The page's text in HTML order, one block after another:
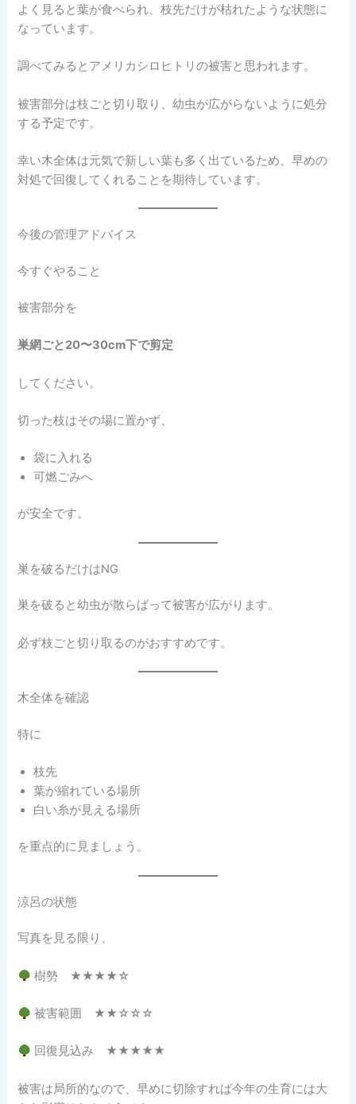
よく見ると葉が食べられ、枝先だけが枯れたような状態に
なっています。
調べてみるとアメリカシロヒトリの被害と思われます。
被害部分は枝ごと切り取り、幼虫が広がらないように処分
する予定です。
幸い木全体は元気で新しい葉も多く出ているため、早めの
対処で回復してくれることを期待しています。
今後の管理アドバイス
今すぐやること
被害部分を
巣網ごと20〜30cm下で剪定
してください。
切った枝はその場に置かず、
袋に入れる
可燃ごみへ
が安全です。
巣を破るだけはNG
巣を破ると幼虫が散らばって被害が広がります。
必ず枝ごと切り取るのがおすすめです。
木全体を確認
特に
枝先
葉が縮れている場所
白い糸が見える場所
を重点的に見ましょう。
涼呂の状態
写真を見る限り、
樹勢 ★★★★☆
被害範囲 ★★☆☆☆
回復見込み ★★★★★
被害は局所的なので、早めに切除すれば今年の生育には大